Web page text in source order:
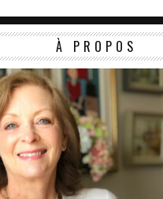
À PROPOS